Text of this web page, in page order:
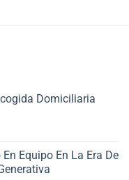
Domiciliaria
Equipo En La Era De